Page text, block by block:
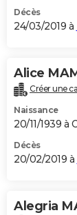
Décès
24/03/2019 à
Alice
Créer une
Naissance
20/11/1939 à
Décès
20/02/2019 à
Alegria